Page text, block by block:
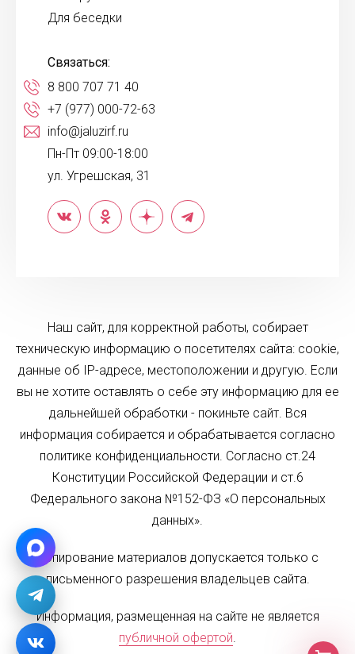
Для беседки
Связаться:
8 800 707 71 40
+7 (977) 000-72-63
info@jaluzirf.ru
Пн-Пт 09:00-18:00
ул. Угрешская, 31
Наш сайт, для корректной работы, собирает
техническую информацию о посетителях сайта: cookie,
данные об IP-адресе, местоположении и другую. Если
вы не хотите оставлять о себе эту информацию для ее
дальнейшей обработки - покиньте сайт. Вся
информация собирается и обрабатывается согласно
политике конфиденциальности. Согласно ст.24
Конституции Российской Федерации и ст.6
Федерального закона №152-ФЗ «О персональных
данных».
Копирование материалов допускается только с
письменного разрешения владельцев сайта.
Информация, размещенная на сайте не является
публичной офертой.